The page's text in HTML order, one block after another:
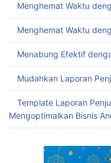
Menghemat Waktu
Menghemat Waktu
Menabung Efektif
Mudahkan Laporan
Template Laporan
Mengoptimalkan Bisnis